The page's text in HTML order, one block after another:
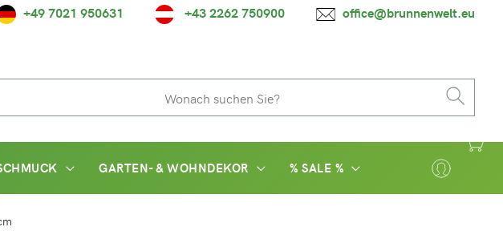
+49 7021 950631 +43 2262 750900 office@brunnenwelt.eu
GARTEN- & WOHNDEKOR % SALE %